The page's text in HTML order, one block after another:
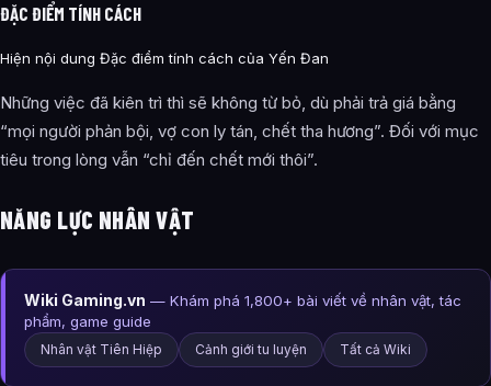
ĐẶC ĐIỂM TÍNH CÁCH
Hiện nội dung Đặc điểm tính cách của Yến Đan
Những việc đã kiên trì thì sẽ không từ bỏ, dù phải trả giá bằng
“mọi người phản bội, vợ con ly tán, chết tha hương”. Đối với mục
tiêu trong lòng vẫn “chỉ đến chết mới thôi”.
NĂNG LỰC NHÂN VẬT
Wiki Gaming.vn — Khám phá 1,800+ bài viết về nhân vật, tác
phẩm, game guide
Nhân vật Tiên Hiệp Cảnh giới tu luyện Tất cả Wiki